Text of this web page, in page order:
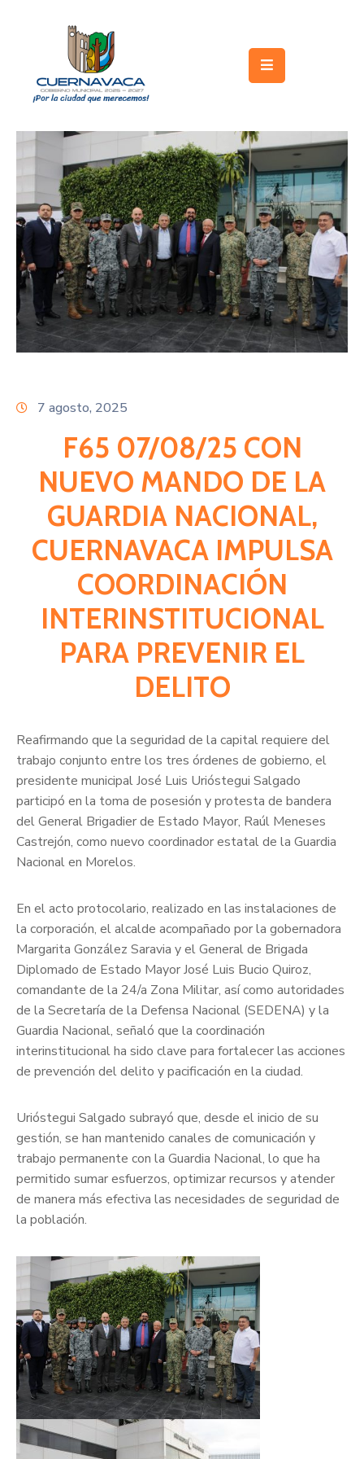
Gobierno
Turismo
Trámites
y
Servicios
Licitaciones
Transparencia
Directorio
7 agosto, 2025
F65 07/08/25 CON
NUEVO MANDO DE LA
GUARDIA NACIONAL,
CUERNAVACA IMPULSA
COORDINACIÓN
INTERINSTITUCIONAL
PARA PREVENIR EL
DELITO
Reafirmando que la seguridad de la capital requiere del
trabajo conjunto entre los tres órdenes de gobierno, el
presidente municipal José Luis Urióstegui Salgado
participó en la toma de posesión y protesta de bandera
del General Brigadier de Estado Mayor, Raúl Meneses
Castrejón, como nuevo coordinador estatal de la Guardia
Nacional en Morelos.
En el acto protocolario, realizado en las instalaciones de
la corporación, el alcalde acompañado por la gobernadora
Margarita González Saravia y el General de Brigada
Diplomado de Estado Mayor José Luis Bucio Quiroz,
comandante de la 24/a Zona Militar, así como autoridades
de la Secretaría de la Defensa Nacional (SEDENA) y la
Guardia Nacional, señaló que la coordinación
interinstitucional ha sido clave para fortalecer las acciones
de prevención del delito y pacificación en la ciudad.
Urióstegui Salgado subrayó que, desde el inicio de su
gestión, se han mantenido canales de comunicación y
trabajo permanente con la Guardia Nacional, lo que ha
permitido sumar esfuerzos, optimizar recursos y atender
de manera más efectiva las necesidades de seguridad de
la población.